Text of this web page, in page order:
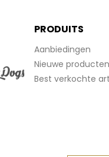
PRODUITS
Aanbiedingen
Nieuwe producten
Best verkochte